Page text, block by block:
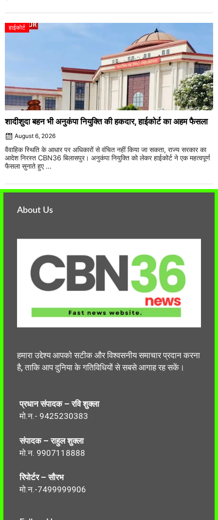
हाईकोर्ट
शादीशुदा बहन भी अनुकंपा नियुक्ति की हकदार, हाईकोर्ट का अहम फैसला
August 6, 2026
वैवाहिक स्थिति के आधार पर अधिकारों से वंचित नहीं किया जा सकता, राज्य सरकार का
आदेश निरस्त CBN36 बिलासपुर। अनुकंपा नियुक्ति को लेकर हाईकोर्ट ने एक महत्वपूर्ण
फैसला सुनाते हुए ...
About Us
हमारा उद्देश्य आपको सटीक और विश्वसनीय समाचार प्रदान करना
है, ताकि आप दुनिया के गतिविधियों से सबसे आगाह रह सकें।
प्रधान संपादक – रवि शुक्ला
मो.न.- 9425230383
संपादक – राहुल शुक्ला
मो.न. 9907118888
रिपोर्टर – सौरभ
मो.न.-7499999906